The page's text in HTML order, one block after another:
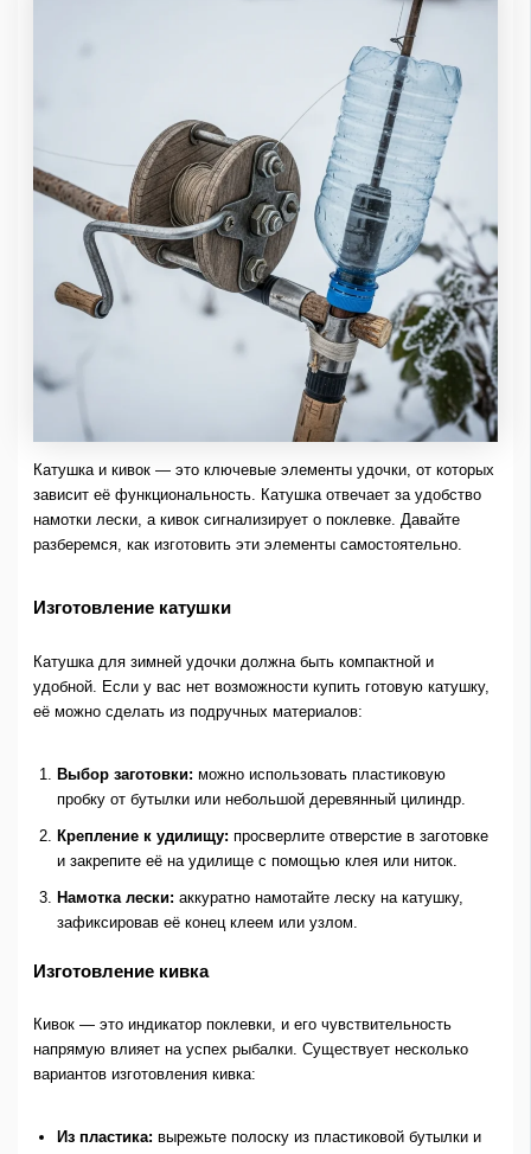
Катушка и кивок — это ключевые элементы удочки, от которых
зависит её функциональность. Катушка отвечает за удобство
намотки лески, а кивок сигнализирует о поклевке. Давайте
разберемся, как изготовить эти элементы самостоятельно.
Изготовление катушки
Катушка для зимней удочки должна быть компактной и
удобной. Если у вас нет возможности купить готовую катушку,
её можно сделать из подручных материалов:
Выбор заготовки: можно использовать пластиковую
пробку от бутылки или небольшой деревянный цилиндр.
Крепление к удилищу: просверлите отверстие в заготовке
и закрепите её на удилище с помощью клея или ниток.
Намотка лески: аккуратно намотайте леску на катушку,
зафиксировав её конец клеем или узлом.
Изготовление кивка
Кивок — это индикатор поклевки, и его чувствительность
напрямую влияет на успех рыбалки. Существует несколько
вариантов изготовления кивка:
Из пластика: вырежьте полоску из пластиковой бутылки и